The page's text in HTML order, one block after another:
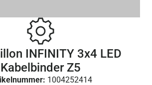
INFINITY 3x4 LED
Kabelbinder Z5
1004252414